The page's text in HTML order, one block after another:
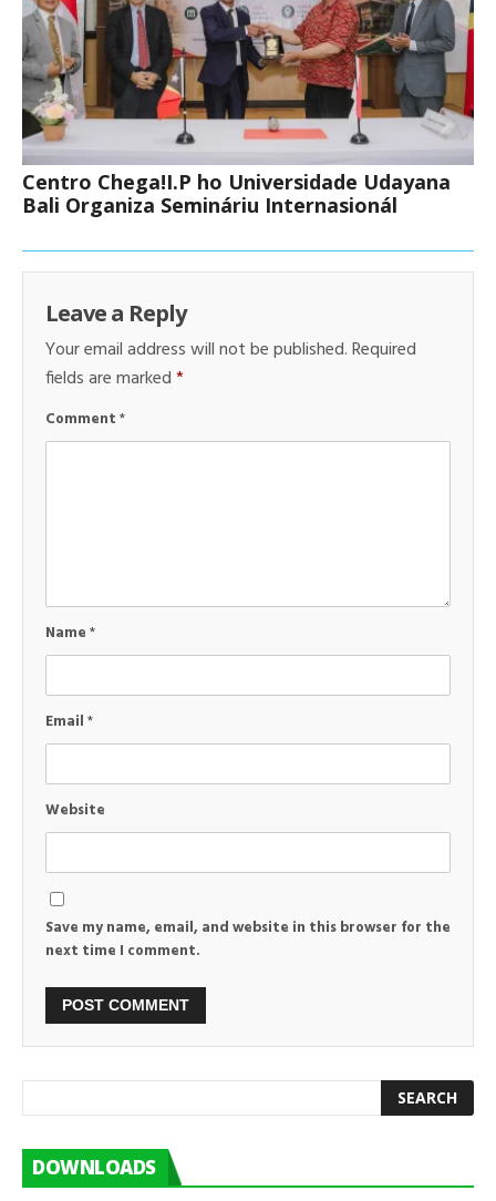
Centro Chega!I.P ho Universidade Udayana
Bali Organiza Semináriu Internasionál
Leave a Reply
Your email address will not be published.Required
fields are marked*
Comment*
Name*
Email*
Website
Save my name, email, and website in this browser for the
next time I comment.
DOWNLOADS